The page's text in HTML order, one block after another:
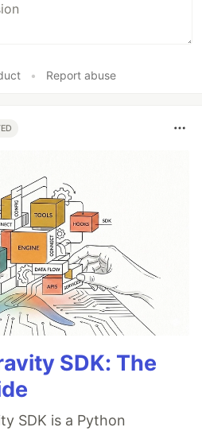
• Report abuse
SDK: The
SDK is a Python